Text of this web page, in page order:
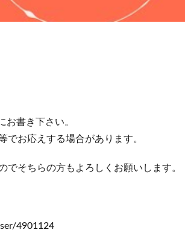
お書き下さい。
お応えする場合があります。
そちらの方もよろしくお願いします。
4901124